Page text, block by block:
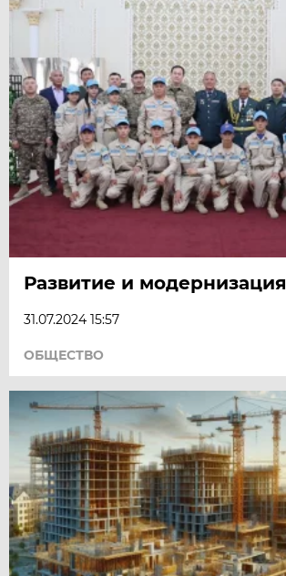
Развитие и модернизация
31.07.2024 15:57
ОБЩЕСТВО